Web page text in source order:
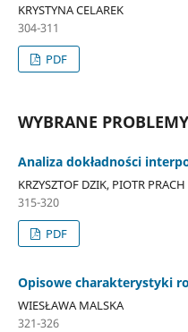
KRYSTYNA CELAREK
304-311
PDF
WYBRANE
Analiza dokładności
KRZYSZTOF DZIK, PIOTR PRACH
315-320
PDF
Opisowe charakterystyki
WIESŁAWA MALSKA
321-326